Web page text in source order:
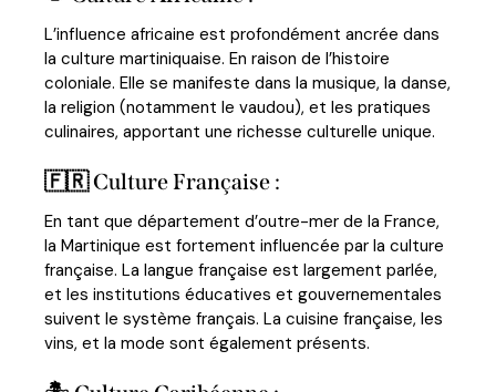
L’influence africaine est profondément ancrée dans
la culture martiniquaise. En raison de l’histoire
coloniale. Elle se manifeste dans la musique, la danse,
la religion (notamment le vaudou), et les pratiques
culinaires, apportant une richesse culturelle unique.
🇫🇷 Culture Française :
En tant que département d’outre-mer de la France,
la Martinique est fortement influencée par la culture
française. La langue française est largement parlée,
et les institutions éducatives et gouvernementales
suivent le système français. La cuisine française, les
vins, et la mode sont également présents.